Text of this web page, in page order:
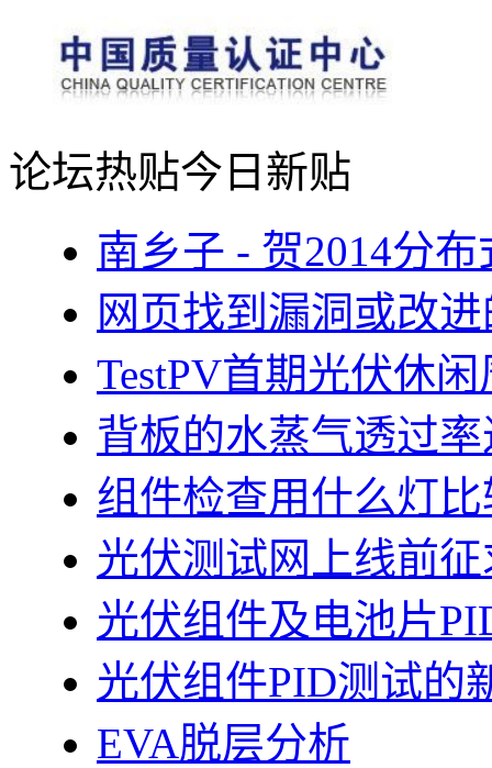
论坛热贴今日新贴
南乡子 - 贺2014分
网页找到漏洞或改
TestPV首期光伏休
背板的水蒸气透过
组件检查用什么灯
光伏测试网上线前
光伏组件及电池片
光伏组件PID测试的
EVA脱层分析